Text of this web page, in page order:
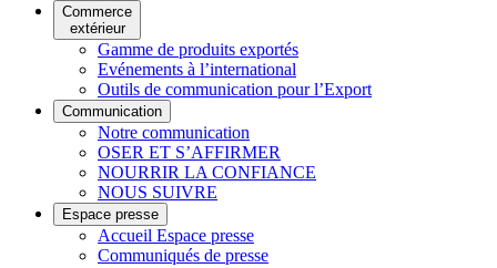
Commerce
extérieur
Gamme de produits exportés
Evénements à l’international
Outils de communication pour l’Export
Communication
Notre communication
OSER ET S’AFFIRMER
NOURRIR LA CONFIANCE
NOUS SUIVRE
Espace presse
Accueil Espace presse
Communiqués de presse